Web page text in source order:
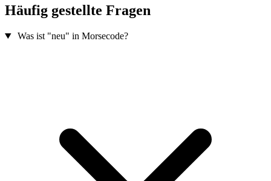
Häufig gestellte Fragen
Was ist "neu" in Morsecode?